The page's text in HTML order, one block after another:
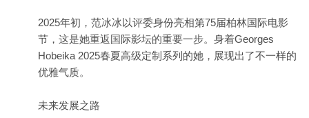
2025年初，范冰冰以评委身份亮相第75届柏林国际电影
节，这是她重返国际影坛的重要一步。身着Georges
Hobeika 2025春夏高级定制系列的她，展现出了不一样的
优雅气质。
未来发展之路